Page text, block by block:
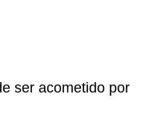
ser acometido por